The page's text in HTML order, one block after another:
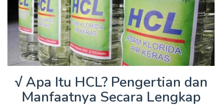
√ Apa Itu HCL? Pengertian dan
Manfaatnya Secara Lengkap